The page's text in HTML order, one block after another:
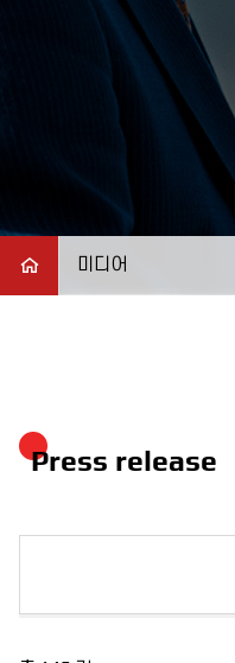
미디어
Press release